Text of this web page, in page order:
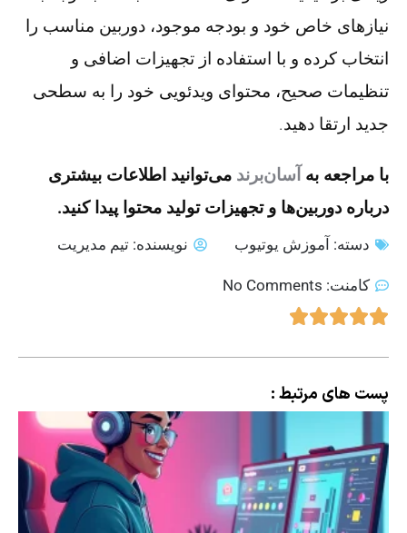
نیازهای خاص خود و بودجه موجود، دوربین مناسب را
انتخاب کرده و با استفاده از تجهیزات اضافی و
تنظیمات صحیح، محتوای ویدئویی خود را به سطحی
جدید ارتقا دهید.
با مراجعه به آسان‌برند می‌توانید اطلاعات بیشتری
درباره دوربین‌ها و تجهیزات تولید محتوا پیدا کنید.
دسته: آموزش یوتیوب نویسنده: تیم مدیریت
کامنت:
پست های مرتبط :